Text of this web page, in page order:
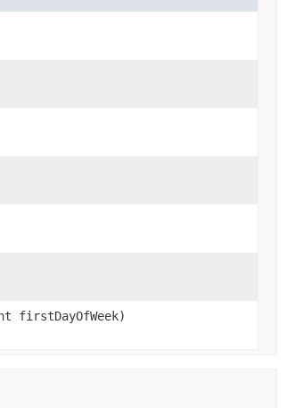
firstDayOfWeek)